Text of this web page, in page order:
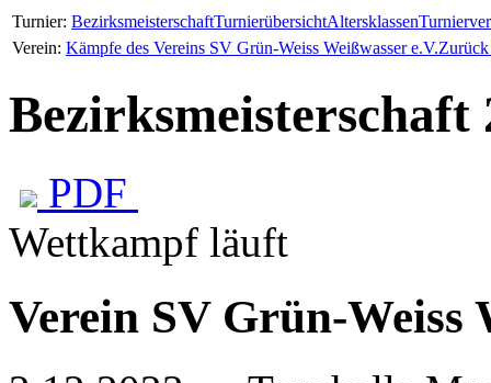
Turnier: BezirksmeisterschaftTurnierübersichtAltersklassen
Verein: Kämpfe des Vereins SV Grün-Weiss Weißwasser e.V.
Bezirksmeisterschaft
PDF
Wettkampf läuft
Verein SV Grün-Weiss